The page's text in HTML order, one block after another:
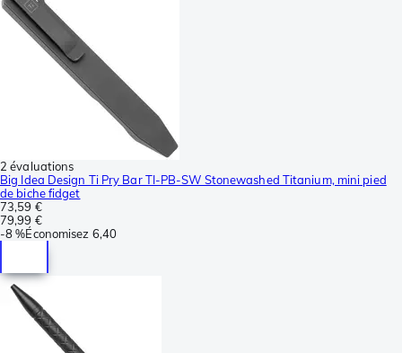
2 évaluations
Big Idea Design Ti Pry Bar TI-PB-SW Stonewashed Titanium, mini pied
de biche fidget
73,59 €
79,99 €
-8 %Économisez 6,40